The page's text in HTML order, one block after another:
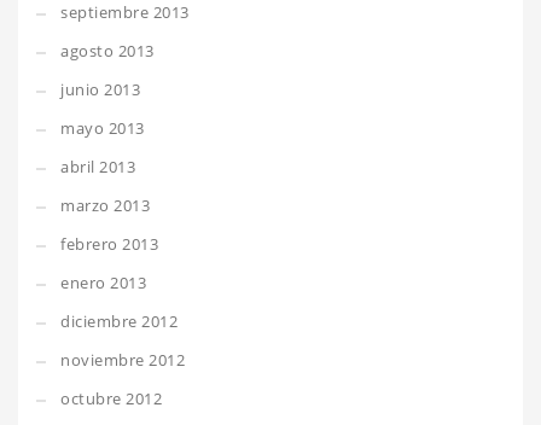
septiembre 2013
agosto 2013
junio 2013
mayo 2013
abril 2013
marzo 2013
febrero 2013
enero 2013
diciembre 2012
noviembre 2012
octubre 2012